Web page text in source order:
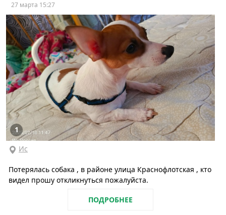
27 марта 15:27
1
Ис
Потерялась собака , в районе улица Краснофлотская , кто
видел прошу откликнуться пожалуйста.
ПОДРОБНЕЕ